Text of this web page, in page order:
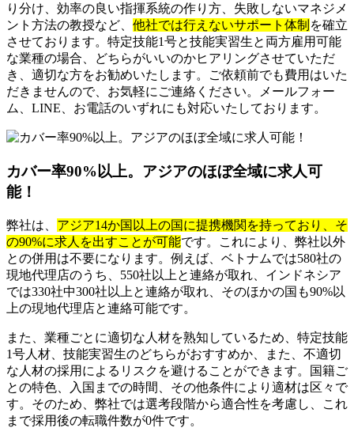
り分け、効率の良い指揮系統の作り方、失敗しないマネジメ
ント方法の教授など、 他社では行えないサポート体制 を確立
させております。特定技能1号と技能実習生と両方雇用可能
な業種の場合、どちらがいいのかヒアリングさせていただ
き、適切な方をお勧めいたします。ご依頼前でも費用はいた
だきませんので、お気軽にご連絡ください。メールフォー
ム、LINE、お電話のいずれにも対応いたしております。
カバー率90%以上。アジアのほぼ全域に求人可
能！
弊社は、 アジア14か国以上の国に提携機関を持っており、そ
の90%に求人を出すことが可能です。これにより、弊社以外
との併用は不要になります。例えば、ベトナムでは580社の
現地代理店のうち、550社以上と連絡が取れ、インドネシア
では330社中300社以上と連絡が取れ、そのほかの国も90%以
上の現地代理店と連絡可能です。
また、業種ごとに適切な人材を熟知しているため、特定技能
1号人材、技能実習生のどちらがおすすめか、また、不適切
な人材の採用によるリスクを避けることができます。国籍ご
との特色、入国までの時間、その他条件により適材は区々で
す。そのため、弊社では選考段階から適合性を考慮し、これ
まで採用後の転職件数が0件です。